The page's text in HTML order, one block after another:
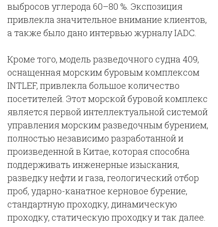
выбросов углерода 60–80 %. Экспозиция
привлекла значительное внимание клиентов,
а также было дано интервью журналу IADC.
Кроме того, модель разведочного судна 409,
оснащенная морским буровым комплексом
INTLEF, привлекла большое количество
посетителей. Этот морской буровой комплекс
является первой интеллектуальной системой
управления морским разведочным бурением,
полностью независимо разработанной и
произведенной в Китае, которая способна
поддерживать инженерные изыскания,
разведку нефти и газа, геологический отбор
проб, ударно-канатное керновое бурение,
стандартную проходку, динамическую
проходку, статическую проходку и так далее.